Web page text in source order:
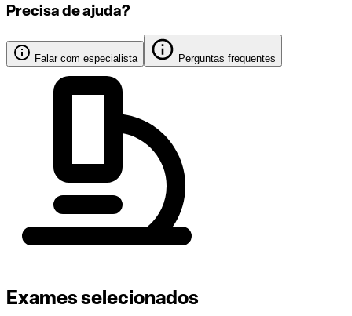
Precisa de ajuda?
Falar com especialista Perguntas frequentes
Exames selecionados